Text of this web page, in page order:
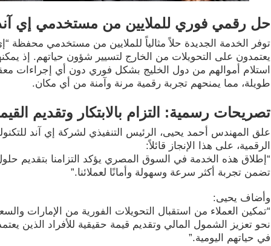
حل رقمي فوري للملايين من مستخدمي إي
توفر الخدمة الجديدة حلاً مثالياً للملايين من مستخدمي محفظة
يعتمدون على التحويلات من الخارج لتسيير شؤون حياتهم. إذ
استلام أموالهم من دول الخليج بشكل فوري دون أي إجراءات
طويلة، مما يمنحهم تجربة رقمية مرنة وآمنة من أي مكان.
تصريحات رسمية: التزام بالابتكار وتقديم
علق المهندس أحمد يحيى، الرئيس التنفيذي لشركة إي آند
الرقمية، على هذا الإنجاز قائلاً:
“إطلاق هذه الخدمة في السوق المصري يؤكد التزامنا بتقديم
تضمن تجربة أكثر سرعة وسهولة وأمانًا لعملائنا.”
وأضاف يحيى:
“تمكين العملاء من استقبال التحويلات الفورية من الإمارات
نحو تعزيز الشمول المالي وتقديم قيمة حقيقية للأفراد الذين
في حياتهم اليومية.”